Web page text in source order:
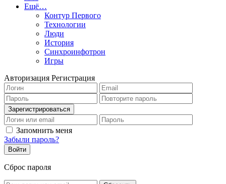
Ещё…
Контур Первого
Технологии
Люди
История
Синхроинфотрон
Игры
Авторизация Регистрация
Запомнить меня
Забыли пароль?
Сброс пароля